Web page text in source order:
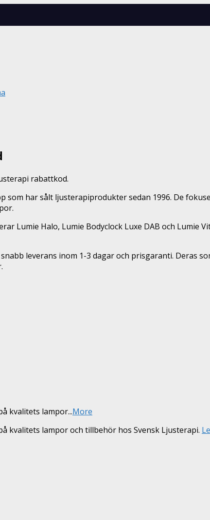
rabattkod.
som har sålt ljusterapiprodukter sedan 1996. De
Lumie Halo, Lumie Bodyclock Luxe DAB och Lumie
leverans inom 1-3 dagar och prisgaranti. Deras
kvalitets lampor...More
kvalitets lampor och tillbehör hos Svensk Ljusterapi.